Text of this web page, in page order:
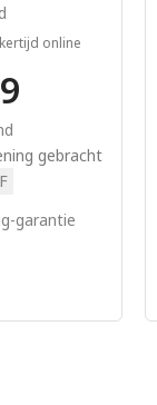
online
gebracht
garantie